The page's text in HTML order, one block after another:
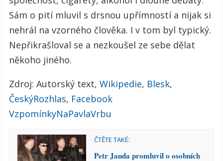
Sám o pití mluvil s drsnou upřímností a nijak si
nehrál na vzorného člověka. I v tom byl typický.
Nepřikrašloval se a nezkoušel ze sebe dělat
někoho jiného.
Zdroj: Autorský text, Wikipedie, Blesk,
ČeskýRozhlas, Facebook
VzpomínkyNaPavlaVrbu
ČTĚTE TAKÉ:
Petr Janda promluvil o osobních